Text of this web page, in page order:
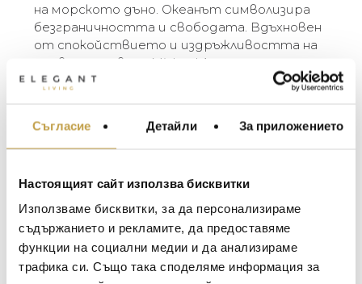
Съгласие Детайли За приложението
Настоящият сайт използва бисквитки
Използваме бисквитки, за да персонализираме
съдържанието и рекламите, да предоставяме
функции на социални медии и да анализираме
трафика си. Също така споделяме информация за
на морското дъно. Океанът символизира
безграничността и свободата. Вдъхновен
от спокойствието и издръжливостта на
подводния свят, Michael Aram го
пресъздава, давайки ни възможността да
релефната си структура, обла форма и
никелово покритие е прекрасна
Георги Питов
МЕБЕЛИ ЗА ДОМА И
ЗА МАСАТА
ТЕКСТИЛ ЗА ДОМА
BACCARAT
TOM DIXON
MICHAEL ARAM